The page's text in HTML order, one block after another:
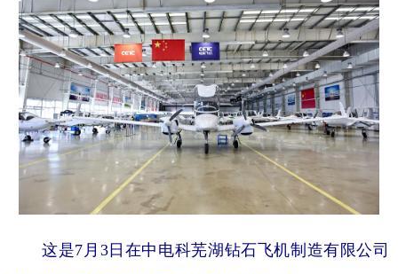
多语种频道
English Español Français عربى
Русский язык 日本語 한국어
Deutsch Português
这是7月3日在中电科芜湖钻石飞机制造有限公司